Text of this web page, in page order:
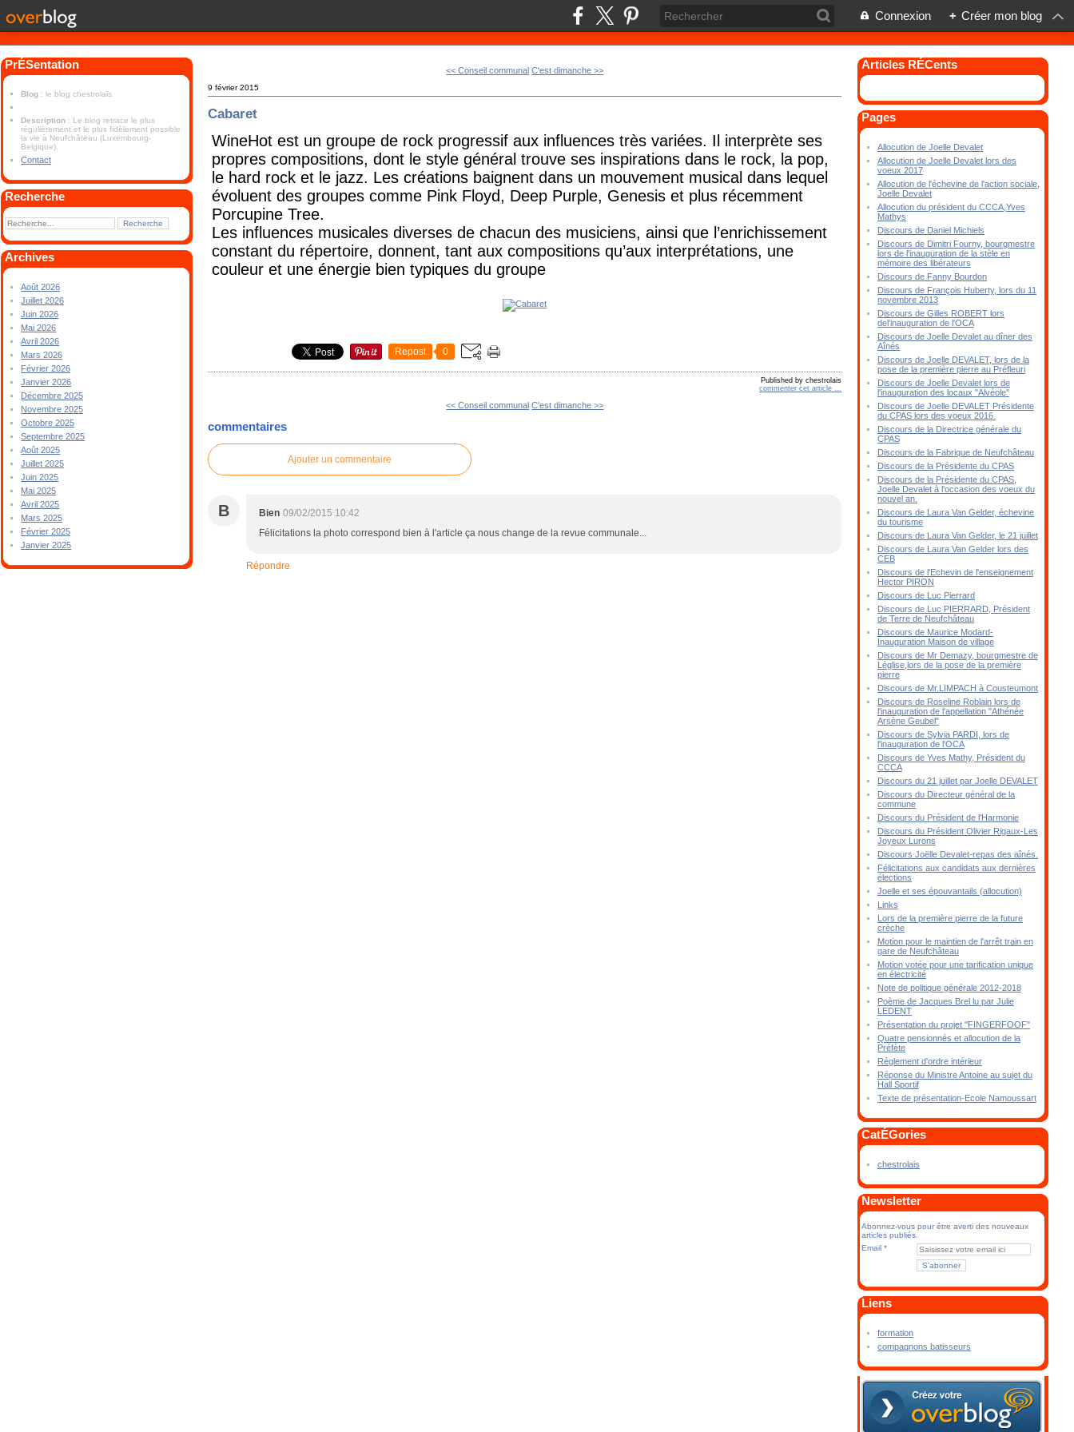
Connexion + Créer mon blog
PrÉSentation
Blog : le blog chestrolais
Description : Le blog retrace le plus
régulièrement et le plus fidèlement possible
la vie à Neufchâteau (Luxembourg-
Belgique).
Contact
Recherche
Archives
Août 2026
Juillet 2026
Juin 2026
Mai 2026
Avril 2026
Mars 2026
Février 2026
Janvier 2026
Décembre 2025
Novembre 2025
Octobre 2025
Septembre 2025
Août 2025
Juillet 2025
Juin 2025
Mai 2025
Avril 2025
Mars 2025
Février 2025
Janvier 2025
<< Conseil communal C'est dimanche >>
9 février 2015
Cabaret
WineHot est un groupe de rock progressif aux influences très variées. Il interprète ses
propres compositions, dont le style général trouve ses inspirations dans le rock, la pop,
le hard rock et le jazz. Les créations baignent dans un mouvement musical dans lequel
évoluent des groupes comme Pink Floyd, Deep Purple, Genesis et plus récemment
Porcupine Tree.
Les influences musicales diverses de chacun des musiciens, ainsi que l’enrichissement
constant du répertoire, donnent, tant aux compositions qu’aux interprétations, une
couleur et une énergie bien typiques du groupe
Repost 0
Published by chestrolais
commenter cet article
<< Conseil communal C'est dimanche >>
commentaires
Ajouter un commentaire
B Bien 09/02/2015 10:42
Félicitations la photo correspond bien à l'article ça nous change de la revue communale...
Répondre
Articles RÉCents
Pages
Allocution de Joelle Devalet
Allocution de Joelle Devalet lors des
voeux 2017
Allocution de l'échevine de l'action sociale,
Joelle Devalet
Allocution du président du CCCA,Yves
Mathys
Discours de Daniel Michiels
Discours de Dimitri Fourny, bourgmestre
lors de l'inauguration de la stèle en
mémoire des libérateurs
Discours de Fanny Bourdon
Discours de François Huberty, lors du 11
novembre 2013
Discours de Gilles ROBERT lors
del'inauguration de l'OCA
Discours de Joelle Devalet au dîner des
Aînés
Discours de Joelle DEVALET, lors de la
pose de la première pierre au Préfleuri
Discours de Joelle Devalet lors de
l'inauguration des locaux "Alvéole"
Discours de Joelle DEVALET Présidente
du CPAS lors des voeux 2016.
Discours de la Directrice générale du
CPAS
Discours de la Fabrique de Neufchâteau
Discours de la Présidente du CPAS
Discours de la Présidente du CPAS,
Joelle Devalet à l'occasion des voeux du
nouvel an.
Discours de Laura Van Gelder, échevine
du tourisme
Discours de Laura Van Gelder, le 21 juillet
Discours de Laura Van Gelder lors des
CEB
Discours de l'Echevin de l'enseignement
Hector PIRON
Discours de Luc Pierrard
Discours de Luc PIERRARD, Président
de Terre de Neufchâteau
Discours de Maurice Modard-
Inauguration Maison de village
Discours de Mr Demazy, bourgmestre de
Léglise,lors de la pose de la première
pierre
Discours de Mr.LIMPACH à Cousteumont
Discours de Roseline Roblain lors de
l'inauguration de l'appellation "Athénée
Arsène Geubel"
Discours de Sylvia PARDI, lors de
l'inauguration de l'OCA
Discours de Yves Mathy, Président du
CCCA
Discours du 21 juillet par Joelle DEVALET
Discours du Directeur général de la
commune
Discours du Président de l'Harmonie
Discours du Président Olivier Rigaux-Les
Joyeux Lurons
Discours Joëlle Devalet-repas des aînés.
Félicitations aux candidats aux dernières
élections
Joelle et ses épouvantails (allocution)
Links
Lors de la première pierre de la future
crèche
Motion pour le maintien de l'arrêt train en
gare de Neufchâteau
Motion votée pour une tarification unique
en électricité
Note de politique générale 2012-2018
Poème de Jacques Brel lu par Julie
LEDENT
Présentation du projet "FINGERFOOF"
Quatre pensionnés et allocution de la
Préfète
Réglement d'ordre intérieur
Réponse du Ministre Antoine au sujet du
Hall Sportif
Texte de présentation-Ecole Namoussart
CatÉGories
chestrolais
Newsletter
Abonnez-vous pour être averti des nouveaux
articles publiés.
Email
Liens
formation
compagnons batisseurs